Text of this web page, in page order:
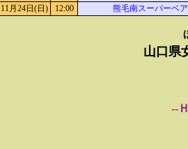
11月24日(日)
12:00 熊毛南スーパーベ
山口県
--